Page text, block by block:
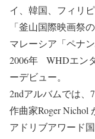
イ、韓国、フィリ
「釜山国際映画祭
マレーシア「ペナ
2006年 WHDエン
ーデビュー。
2ndアルバムでは、
作曲家Roger Nichol
アドリブアワード